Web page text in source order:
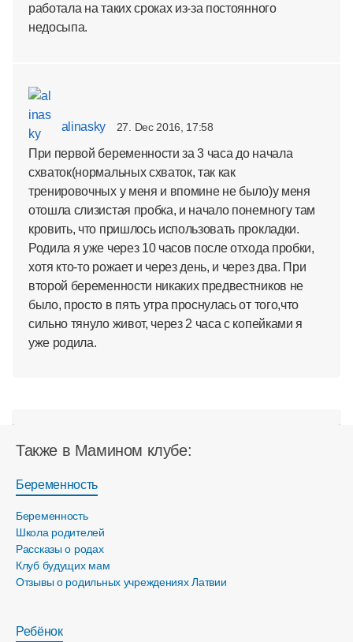
работала на таких сроках из-за постоянного
недосыпа.
alinasky 27. Dec 2016, 17:58
При первой беременности за 3 часа до начала
схваток(нормальных схваток, так как
тренировочных у меня и впомине не было)у меня
отошла слизистая пробка, и начало понемногу там
кровить, что пришлось использовать прокладки.
Родила я уже через 10 часов после отхода пробки,
хотя кто-то рожает и через день, и через два. При
второй беременности никаких предвестников не
было, просто в пять утра проснулась от того,что
сильно тянуло живот, через 2 часа с копейками я
уже родила.
Также в Мамином клубе:
Беременность
Беременность
Школа родителей
Рассказы о родах
Клуб будущих мам
Отзывы о родильных учреждениях Латвии
Ребёнок